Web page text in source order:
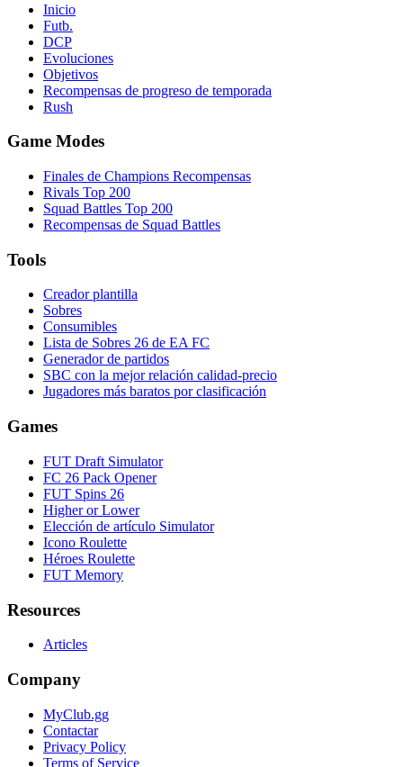
Inicio
Futb.
DCP
Evoluciones
Objetivos
Recompensas de progreso de temporada
Rush
Game Modes
Finales de Champions Recompensas
Rivals Top 200
Squad Battles Top 200
Recompensas de Squad Battles
Tools
Creador plantilla
Sobres
Consumibles
Lista de Sobres 26 de EA FC
Generador de partidos
SBC con la mejor relación calidad-precio
Jugadores más baratos por clasificación
Games
FUT Draft Simulator
FC 26 Pack Opener
FUT Spins 26
Higher or Lower
Elección de artículo Simulator
Icono Roulette
Héroes Roulette
FUT Memory
Resources
Articles
Company
MyClub.gg
Contactar
Privacy Policy
Terms of Service